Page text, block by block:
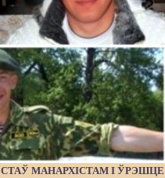
МАНАРХІСТАМ І ЎРЭШЦЕ